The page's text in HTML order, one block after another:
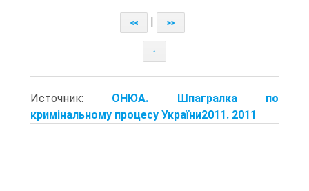
<< >>
↑
Источник: ОНЮА. Шпагралка по
кримінальному процесу України2011. 2011